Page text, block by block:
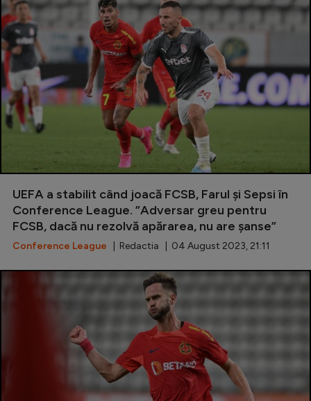
UEFA a stabilit când joacă FCSB, Farul și Sepsi în
Conference League. ”Adversar greu pentru
FCSB, dacă nu rezolvă apărarea, nu are șanse”
Conference League | Redactia | 04 August 2023, 21:11